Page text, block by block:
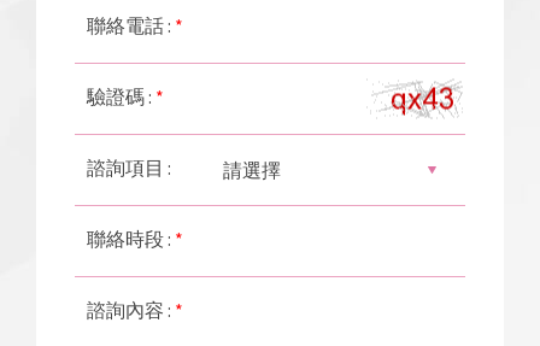
聯絡電話 : *
驗證碼 : *
諮詢項目 :
聯絡時段 : *
諮詢內容 : *